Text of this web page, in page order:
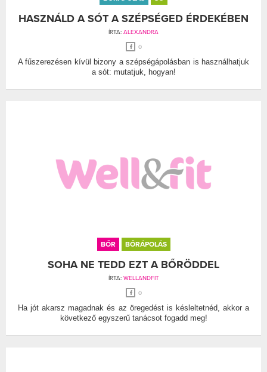
HASZNÁLD A SÓT A SZÉPSÉGED ÉRDEKÉBEN
ÍRTA: ALEXANDRA
0
A fűszerezésen kívül bizony a szépségápolásban is használhatjuk
a sót: mutatjuk, hogyan!
BŐR BŐRÁPOLÁS
SOHA NE TEDD EZT A BŐRÖDDEL
ÍRTA: WELLANDFIT
0
Ha jót akarsz magadnak és az öregedést is késleltetnéd, akkor a
következő egyszerű tanácsot fogadd meg!